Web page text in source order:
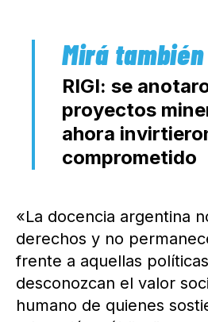
RIGI: se
proyectos
ahora
comprometido
«La docencia argentina
derechos y no
frente a aquellas
desconozcan el valor
humano de quienes